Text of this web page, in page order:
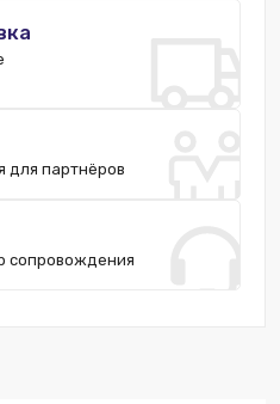
для партнёров
сопровождения